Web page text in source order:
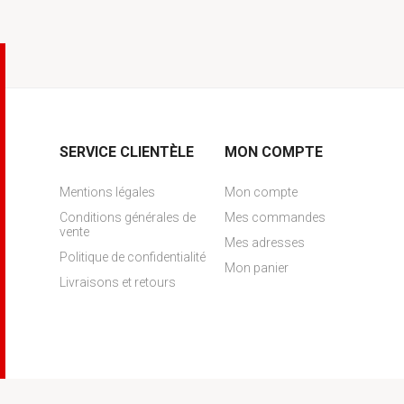
SERVICE CLIENTÈLE
Mentions légales
Conditions générales de
vente
Politique de confidentialité
Livraisons et retours
MON COMPTE
Mon compte
Mes commandes
Mes adresses
Mon panier